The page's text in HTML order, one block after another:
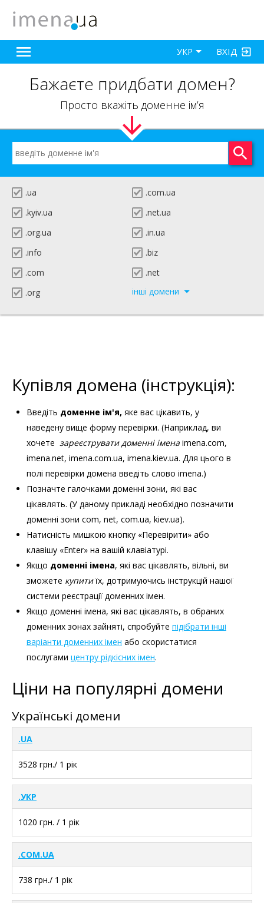
ВХІД
УКР
Бажаєте придбати домен?
Просто вкажіть доменне ім’я
.ua
.com.ua
.kyiv.ua
.net.ua
.org.ua
.in.ua
.info
.biz
.com
.net
.org
інші домени
Купівля домена (інструкція):
Введіть доменне ім'я, яке вас цікавить, у
наведену вище форму перевірки. (Наприклад, ви
хочете зареєструвати доменні імена imena.com,
imena.net, imena.com.ua, imena.kiev.ua. Для цього в
полі перевірки домена введіть слово imena.)
Позначте галочками доменні зони, які вас
цікавлять. (У даному прикладі необхідно позначити
доменні зони com, net, com.ua, kiev.ua).
Натисність мишкою кнопку «Перевірити» або
клавішу «Enter» на вашій клавіатурі.
Якщо доменні імена, які вас цікавлять, вільні, ви
зможете купитиїх, дотримуючись інструкцій нашої
системи реєстрації доменних імен.
Якщо доменні імена, які вас цікавлять, в обраних
доменних зонах зайняті, спробуйте підібрати інші
варіанти доменних імен або скористатися
послугами центру рідкісних імен.
Ціни на популярні домени
Українські домени
.UA
3528 грн./ 1 рік
.УКР
1020 грн. / 1 рік
.COM.UA
738 грн./ 1 рік